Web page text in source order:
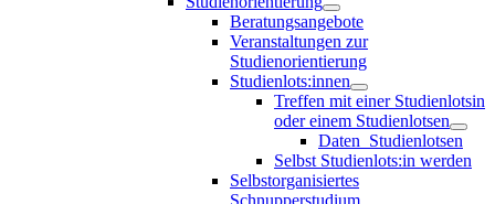
Beratungsangebote
Veranstaltungen zur
Studienorientierung
Studienlots:innen
Treffen mit einer Studienlotsin
oder einem Studienlotsen
Daten_Studienlotsen
Selbst Studienlots:in werden
Selbstorganisiertes
Schnupperstudium